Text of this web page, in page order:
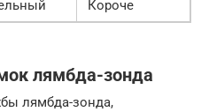
Короче
лямбда-зонда
лямбда-зонда,